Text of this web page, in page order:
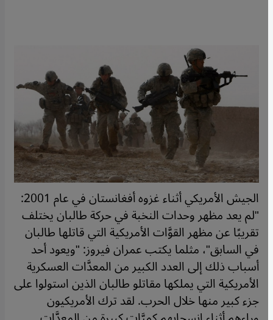
الجيش الأمريكي أثناء غزوه أفغانستان في عام 2001:
"لم يعد مظهر وحدات النخبة في حركة طالبان يختلف
تقريبًا عن مظهر القوَّات الأمريكية التي قاتلها طالبان
في السابق"، مثلما يكتب عمران فيروز: "ويعود أحد
أسباب ذلك إلى العدد الكبير من المعدَّات العسكرية
الأمريكية التي يملكها مقاتلو طالبان الذين استولوا على
جزء كبير منها خلال الحرب. لقد ترك الأمريكيون